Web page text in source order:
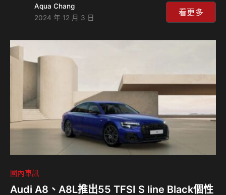
馭樂趣與實用性，提供寬敞的車室空間，另一德藝力作搖滾跑
旅T-Roc R則兼具強大馬力與SUV的多功能性，而現正是入手
總裁Steffen Knapp表示：「Volkswagen R系列是品牌性能
與工藝的精湛詮釋，其中Tiguan R作為SUV中的常勝軍，早
已銷售一空並已絕版，彰顯了R品牌非凡的吸引力。…
Aqua Chang
2024 年 12 月 3 日
看更多
國內車訊
Audi A8、A8L推出55 TFSI S line Black個性